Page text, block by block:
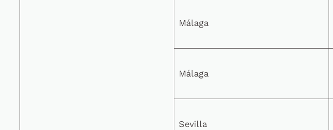
Málaga
Málaga
Sevilla